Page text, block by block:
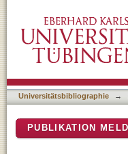
Universitätsbibliographie →
PUBLIKATION